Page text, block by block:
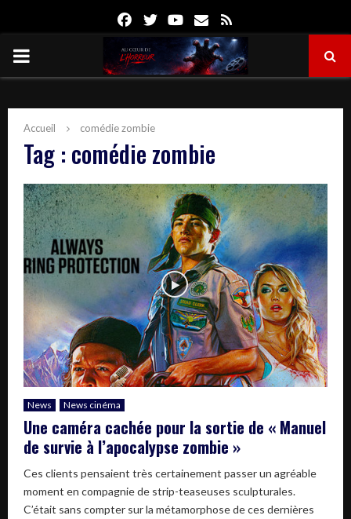
FacebookTwitterYoutube
Email
PRIMARY
Accueil comédie zombie
Tag : comédie zombie
News News cinéma
Une caméra cachée pour la sortie de « Manuel
de survie à l’apocalypse zombie »
Ces clients pensaient très certainement passer un agréable
moment en compagnie de strip-teaseuses sculpturales.
C’était sans compter sur la métamorphose de ces dernières